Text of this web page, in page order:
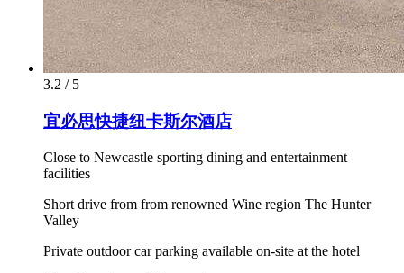
3.2 / 5
宜必思快捷纽卡斯尔酒店
Close to Newcastle sporting dining and entertainment
facilities
Short drive from from renowned Wine region The Hunter
Valley
Private outdoor car parking available on-site at the hotel